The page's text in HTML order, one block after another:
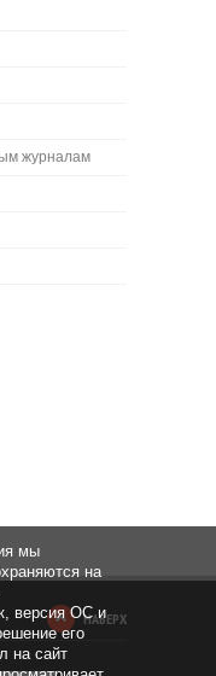
журналам
НАВЕРХ
мы
на
версия ОС и
его
на сайт